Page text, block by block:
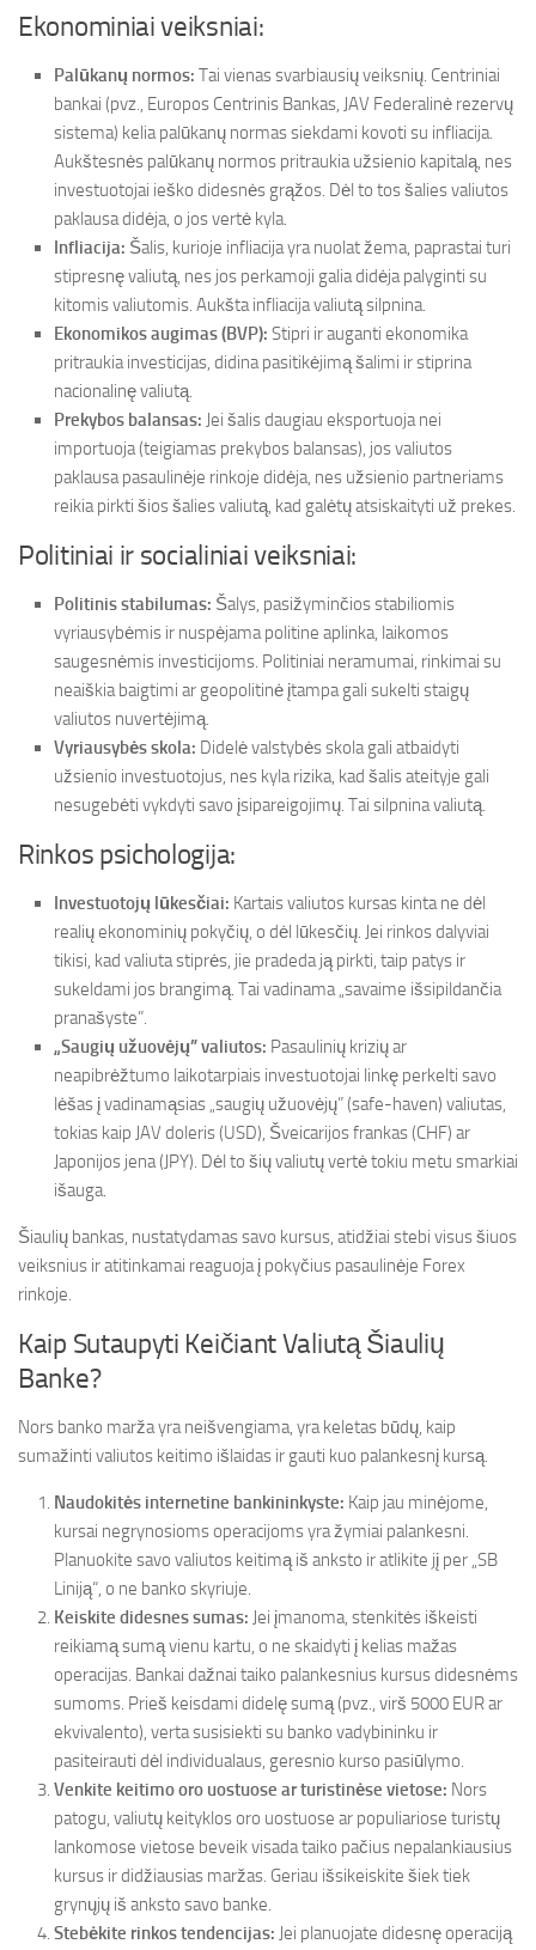
Ekonominiai veiksniai:
Palūkanų normos: Tai vienas svarbiausių veiksnių. Centriniai
bankai (pvz., Europos Centrinis Bankas, JAV Federalinė rezervų
sistema) kelia palūkanų normas siekdami kovoti su infliacija.
Aukštesnės palūkanų normos pritraukia užsienio kapitalą, nes
investuotojai ieško didesnės grąžos. Dėl to tos šalies valiutos
paklausa didėja, o jos vertė kyla.
Infliacija: Šalis, kurioje infliacija yra nuolat žema, paprastai turi
stipresnę valiutą, nes jos perkamoji galia didėja palyginti su
kitomis valiutomis. Aukšta infliacija valiutą silpnina.
Ekonomikos augimas (BVP): Stipri ir auganti ekonomika
pritraukia investicijas, didina pasitikėjimą šalimi ir stiprina
nacionalinę valiutą.
Prekybos balansas: Jei šalis daugiau eksportuoja nei
importuoja (teigiamas prekybos balansas), jos valiutos
paklausa pasaulinėje rinkoje didėja, nes užsienio partneriams
reikia pirkti šios šalies valiutą, kad galėtų atsiskaityti už prekes.
Politiniai ir socialiniai veiksniai:
Politinis stabilumas: Šalys, pasižyminčios stabiliomis
vyriausybėmis ir nuspėjama politine aplinka, laikomos
saugesnėmis investicijoms. Politiniai neramumai, rinkimai su
neaiškia baigtimi ar geopolitinė įtampa gali sukelti staigų
valiutos nuvertėjimą.
Vyriausybės skola: Didelė valstybės skola gali atbaidyti
užsienio investuotojus, nes kyla rizika, kad šalis ateityje gali
nesugebėti vykdyti savo įsipareigojimų. Tai silpnina valiutą.
Rinkos psichologija:
Investuotojų lūkesčiai: Kartais valiutos kursas kinta ne dėl
realių ekonominių pokyčių, o dėl lūkesčių. Jei rinkos dalyviai
tikisi, kad valiuta stiprės, jie pradeda ją pirkti, taip patys ir
sukeldami jos brangimą. Tai vadinama „savaime išsipildančia
pranašyste”.
„Saugių užuovėjų” valiutos: Pasaulinių krizių ar
neapibrėžtumo laikotarpiais investuotojai linkę perkelti savo
lėšas į vadinamąsias „saugių užuovėjų” (safe-haven) valiutas,
tokias kaip JAV doleris (USD), Šveicarijos frankas (CHF) ar
Japonijos jena (JPY). Dėl to šių valiutų vertė tokiu metu smarkiai
išauga.
Šiaulių bankas, nustatydamas savo kursus, atidžiai stebi visus šiuos
veiksnius ir atitinkamai reaguoja į pokyčius pasaulinėje Forex
rinkoje.
Kaip Sutaupyti Keičiant Valiutą Šiaulių
Banke?
Nors banko marža yra neišvengiama, yra keletas būdų, kaip
sumažinti valiutos keitimo išlaidas ir gauti kuo palankesnį kursą.
Naudokitės internetine bankininkyste: Kaip jau minėjome,
kursai negrynosioms operacijoms yra žymiai palankesni.
Planuokite savo valiutos keitimą iš anksto ir atlikite jį per „SB
Liniją“, o ne banko skyriuje.
Keiskite didesnes sumas: Jei įmanoma, stenkitės iškeisti
reikiamą sumą vienu kartu, o ne skaidyti į kelias mažas
operacijas. Bankai dažnai taiko palankesnius kursus didesnėms
sumoms. Prieš keisdami didelę sumą (pvz., virš 5000 EUR ar
ekvivalento), verta susisiekti su banko vadybininku ir
pasiteirauti dėl individualaus, geresnio kurso pasiūlymo.
Venkite keitimo oro uostuose ar turistinėse vietose: Nors
patogu, valiutų keityklos oro uostuose ar populiariose turistų
lankomose vietose beveik visada taiko pačius nepalankiausius
kursus ir didžiausias maržas. Geriau išsikeiskite šiek tiek
grynųjų iš anksto savo banke.
Stebėkite rinkos tendencijas: Jei planuojate didesnę operaciją